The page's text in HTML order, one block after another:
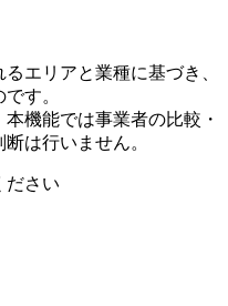
エリアと業種に基づき、
す。
機能では事業者の比較・
は行いません。
ださい